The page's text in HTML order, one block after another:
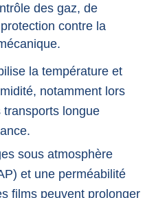
des gaz, de
contre la
la température et
notamment lors
transports longue
sous atmosphère
et une perméabilité
films peuvent prolonger